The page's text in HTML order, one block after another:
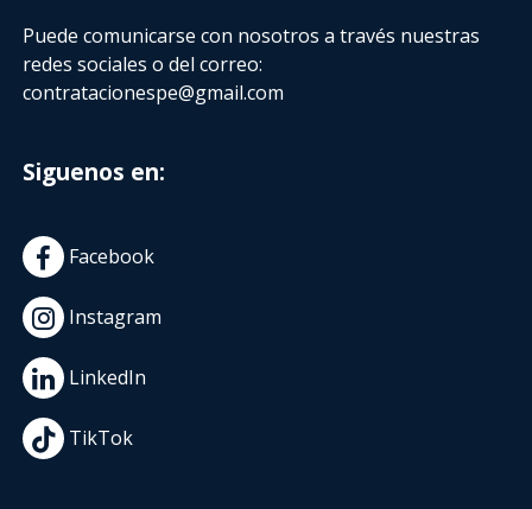
Puede comunicarse con nosotros a través nuestras
redes sociales o del correo:
contratacionespe@gmail.com
Siguenos en:
Facebook
Instagram
LinkedIn
TikTok